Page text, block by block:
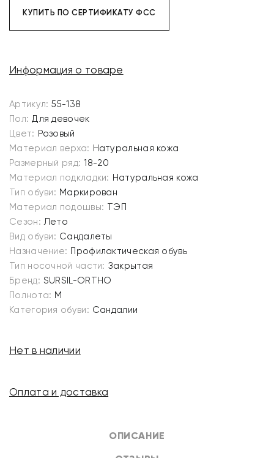
ОПИСАНИЕ
КУПИТЬ ПО СЕРТИФИКАТУ ФСС
Информация о товаре
Артикул: 55-138
Пол: Для девочек
Цвет: Розовый
Материал верха: Натуральная кожа
Размерный ряд: 18-20
Материал подкладки: Натуральная кожа
Тип обуви: Маркирован
Материал подошвы: ТЭП
Сезон: Лето
Вид обуви: Сандалеты
Назначение: Профилактическая обувь
Тип носочной части: Закрытая
Бренд: SURSIL-ORTHO
Полнота: M
Категория обуви: Сандалии
Нет в наличии
Оплата и доставка